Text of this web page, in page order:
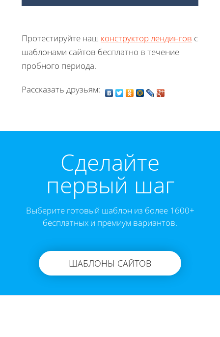
Протестируйте наш конструктор лендингов с
шаблонами сайтов бесплатно в течение
пробного периода.
Рассказать друзьям:
Cделайте
первый шаг
Выберите готовый шаблон из более 1600+
бесплатных и премиум вариантов.
ШАБЛОНЫ САЙТОВ